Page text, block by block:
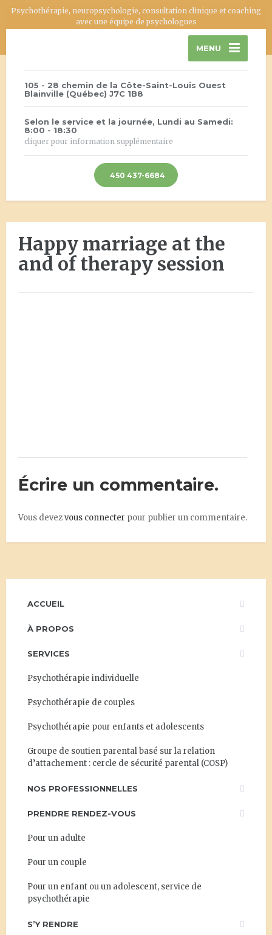
Psychothérapie, neuropsychologie, consultation clinique et coaching
avec une équipe de psychologues
MENU
105 - 28 chemin de la Côte-Saint-Louis Ouest
Blainville (Québec) J7C 1B8
Selon le service et la journée, Lundi au Samedi:
8:00 - 18:30
cliquer pour information supplémentaire
450 437-6684
Happy marriage at the
and of therapy session
Écrire un commentaire.
Vous devezvous connecter pour publier un commentaire.
ACCUEIL
À PROPOS
SERVICES
Psychothérapie individuelle
Psychothérapie de couples
Psychothérapie pour enfants et adolescents
Groupe de soutien parental basé sur la relation
d’attachement : cercle de sécurité parental (COSP)
NOS PROFESSIONNELLES
PRENDRE RENDEZ-VOUS
Pour un adulte
Pour un couple
Pour un enfant ou un adolescent, service de
psychothérapie
S’Y RENDRE